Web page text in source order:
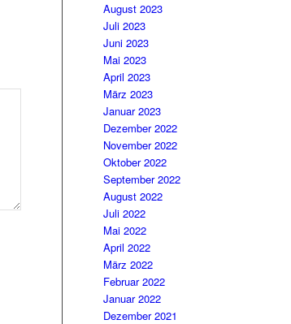
August 2023
Juli 2023
Juni 2023
Mai 2023
April 2023
März 2023
Januar 2023
Dezember 2022
November 2022
Oktober 2022
September 2022
August 2022
Juli 2022
Mai 2022
April 2022
März 2022
Februar 2022
Januar 2022
Dezember 2021